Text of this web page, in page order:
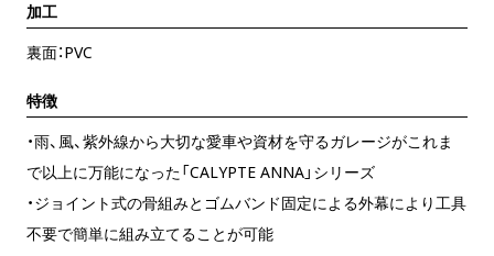
加工
裏面：PVC
特徴
・雨、風、紫外線から大切な愛車や資材を守るガレージがこれま
で以上に万能になった「CALYPTE ANNA」シリーズ
・ジョイント式の骨組みとゴムバンド固定による外幕により工具
不要で簡単に組み立てることが可能